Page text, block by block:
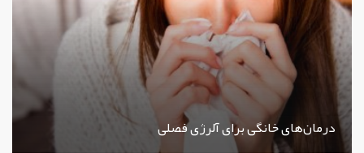
درمان‌های خانگی برای آلرژی فصلی